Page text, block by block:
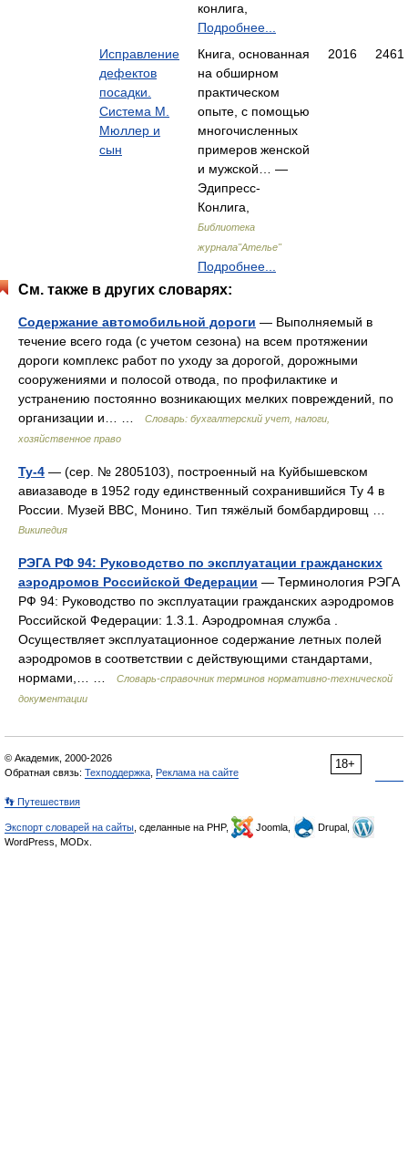
конлига,
Подробнее...
Исправление
дефектов
посадки.
Система М.
Мюллер и
сын
Книга, основанная
на обширном
практическом
опыте, с помощью
многочисленных
примеров женской
и мужской… —
Эдипресс-
Конлига,
Библиотека
журнала"Ателье"
Подробнее...
2016 2461
См. также в других словарях:
Содержание автомобильной дороги — Выполняемый в
течение всего года (с учетом сезона) на всем протяжении
дороги комплекс работ по уходу за дорогой, дорожными
сооружениями и полосой отвода, по профилактике и
устранению постоянно возникающих мелких повреждений, по
организации и… …
Словарь: бухгалтерский учет, налоги,
хозяйственное право
Ту-4 — (сер. № 2805103), построенный на Куйбышевском
авиазаводе в 1952 году единственный сохранившийся Ту 4 в
России. Музей ВВС, Монино. Тип тяжёлый бомбардировщ …
Википедия
РЭГА РФ 94: Руководство по эксплуатации гражданских
аэродромов Российской Федерации — Терминология РЭГА
РФ 94: Руководство по эксплуатации гражданских аэродромов
Российской Федерации: 1.3.1. Аэродромная служба .
Осуществляет эксплуатационное содержание летных полей
аэродромов в соответствии с действующими стандартами,
нормами,… …
Словарь-справочник терминов нормативно-технической
документации
18+
© Академик, 2000-2026
Обратная связь: Техподдержка Реклама на сайте
👣 Путешествия
Экспорт словарей на сайты , сделанные на PHP, Joomla,
Drupal,
WordPress, MODx.